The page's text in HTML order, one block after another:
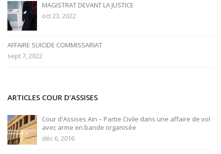
MAGISTRAT DEVANT LA JUSTICE
oct 23, 2022
AFFAIRE SUICIDE COMMISSARIAT
sept 7, 2022
ARTICLES COUR D’ASSISES
Cour d'Assises Ain – Partie Civile dans une affaire de vol
avec arme en bande organisée
déc 6, 2016